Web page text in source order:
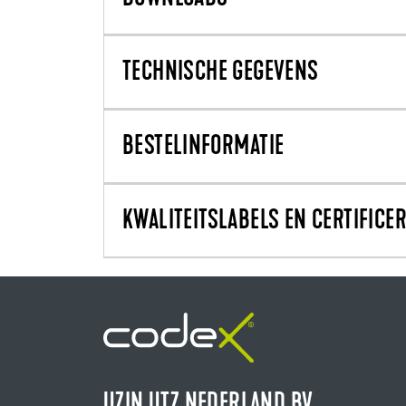
TECHNISCHE GEGEVENS
BESTELINFORMATIE
KWALITEITSLABELS EN